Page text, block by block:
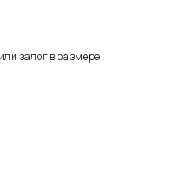
залог в размере